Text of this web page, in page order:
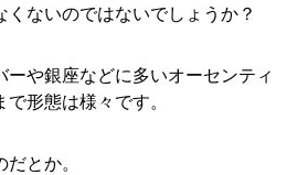
ないのではないでしょうか？
や銀座などに多いオーセンティ
形態は様々です。
とか。